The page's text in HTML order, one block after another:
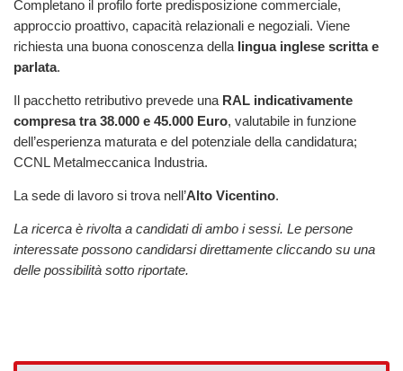
Completano il profilo forte predisposizione commerciale,
approccio proattivo, capacità relazionali e negoziali. Viene
richiesta una buona conoscenza della lingua inglese scritta e
parlata.
Il pacchetto retributivo prevede una RAL indicativamente
compresa tra 38.000 e 45.000 Euro, valutabile in funzione
dell’esperienza maturata e del potenziale della candidatura;
CCNL Metalmeccanica Industria.
La sede di lavoro si trova nell’Alto Vicentino.
La ricerca è rivolta a candidati di ambo i sessi. Le persone
interessate possono candidarsi direttamente cliccando su una
delle possibilità sotto riportate.